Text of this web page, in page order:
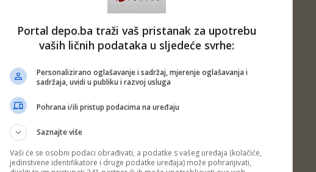
do prvog čovjeka Vlade RS-a
na Saobraćajnom fakultetu Univerziteta u Sarajevu
asistenta na ovom fakultetu, gdje je radio do početka
Od 1996. do 2004. bio je izvršni direktor u Sektoru
društva „Boksit“ iz Milića.
provedenu na rukovodećoj funkciji u ovom preduzeću
karijeru. Na lokalnim izborima 2004. izabran je za
u Skupštini Opštine Milići. Dvije godine kasnije prvi put je
u Narodnu skupštinu RS-a, a građani su mu dali
na općim izborima 2010. i 2014. Nakon 12 godina
je imenovan za predsjednika Vlade RS-a. Istu funkciju
Portal depo.ba traži vaš pristanak za upotrebu
vaših ličnih podataka u sljedeće svrhe:
Personalizirano oglašavanje i sadržaj, mjerenje oglašavanja i
sadržaja, uvidi u publiku i razvoj usluga
Pohrana i/ili pristup podacima na uređaju
Saznajte više
Vaši će se osobni podaci obrađivati, a podatke s vašeg uređaja (kolačiće,
jedinstvene identifikatore i druge podatke uređaja) može pohranjivati,